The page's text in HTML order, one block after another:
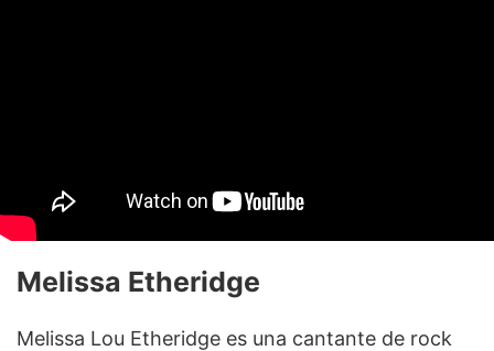
Melissa Etheridge
Melissa Lou Etheridge es una cantante de rock